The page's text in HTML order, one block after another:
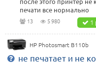
печати все нормально
13 5 980 1
HP Photosmart B110b
не печатает и не